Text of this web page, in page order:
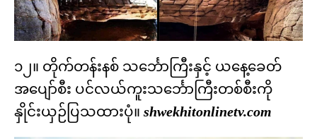
၁၂။ တိုက်တန်းနစ် သင်္ဘောကြီးနှင့် ယနေ့ခေတ်
အပျော်စီး ပင်လယ်ကူးသင်္ဘောကြီးတစ်စီးကို
နှိုင်းယှဉ်ပြသထားပုံ။ shwekhitonlinetv.com